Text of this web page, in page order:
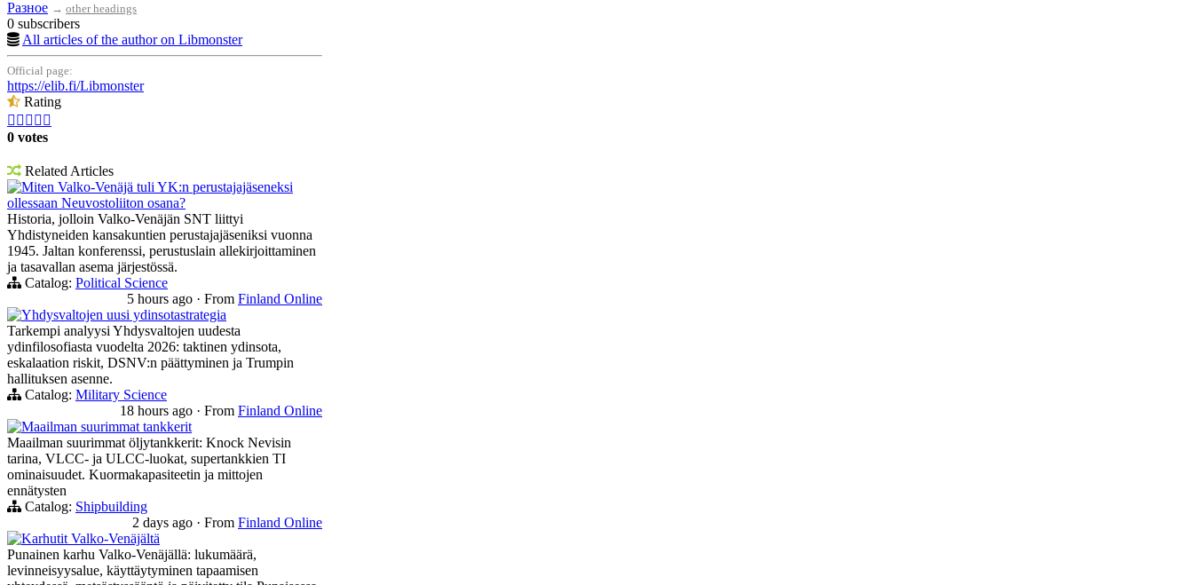
Разное → other headings
0 subscribers
All articles of the author on Libmonster
Official page:
https://elib.fi/Libmonster
Rating
    
0 votes
Related Articles
Miten Valko-Venäjä tuli YK:n perustajajäseneksi
ollessaan Neuvostoliiton osana?
Historia, jolloin Valko-Venäjän SNT liittyi
Yhdistyneiden kansakuntien perustajajäseniksi vuonna
1945. Jaltan konferenssi, perustuslain allekirjoittaminen
ja tasavallan asema järjestössä.
Catalog: Political Science
5 hours ago · From Finland Online
Yhdysvaltojen uusi ydinsotastrategia
Tarkempi analyysi Yhdysvaltojen uudesta
ydinfilosofiasta vuodelta 2026: taktinen ydinsota,
eskalaation riskit, DSNV:n päättyminen ja Trumpin
hallituksen asenne.
Catalog: Military Science
18 hours ago · From Finland Online
Maailman suurimmat tankkerit
Maailman suurimmat öljytankkerit: Knock Nevisin
tarina, VLCC- ja ULCC-luokat, supertankkien TI
ominaisuudet. Kuormakapasiteetin ja mittojen
ennätysten
Catalog: Shipbuilding
2 days ago · From Finland Online
Karhutit Valko-Venäjältä
Punainen karhu Valko-Venäjällä: lukumäärä,
levinneisyysalue, käyttäytyminen tapaamisen